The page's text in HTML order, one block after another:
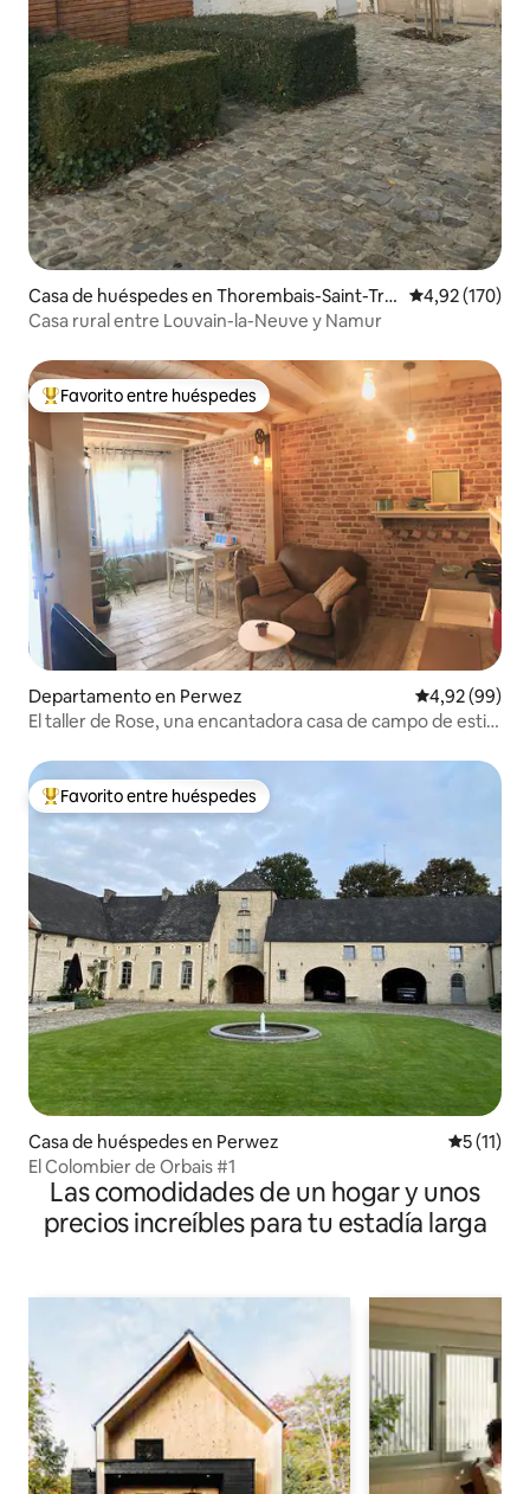
Casa de huéspedes en Thorembais-Saint-Tro
nd
Calificación
4,92 (170)
Casa rural entre Louvain-la-Neuve y Namur
Favorito entre los huéspedes más destacados
Favorito entre huéspedes
Departamento en Perwez Calificación
4,92 (99)
El taller de Rose, una encantadora casa de campo de estilo
Favorito entre los huéspedes más destacados
Favorito entre huéspedes
Casa de huéspedes en Perwez
5 (11)
El Colombier de Orbais #1
Las comodidades de un hogar y unos
precios increíbles para tu estadía larga